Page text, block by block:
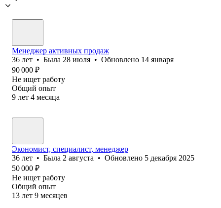
Менеджер активных продаж
36 лет • Была 28 июля • Обновлено 14 января
90 000 ₽
Не ищет работу
Общий опыт
9 лет 4 месяца
Экономист, специалист, менеджер
36 лет • Была 2 августа • Обновлено 5 декабря 2025
50 000 ₽
Не ищет работу
Общий опыт
13 лет 9 месяцев